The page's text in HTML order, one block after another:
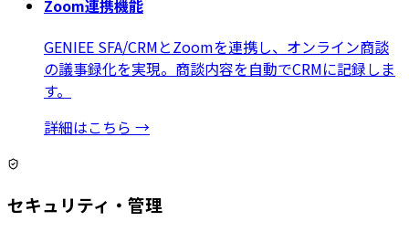
Zoom連携機能
GENIEE SFA/CRMとZoomを連携し、オンライン商談
の議事録化を実現。商談内容を自動でCRMに記録しま
す。
詳細はこちら →
セキュリティ・管理